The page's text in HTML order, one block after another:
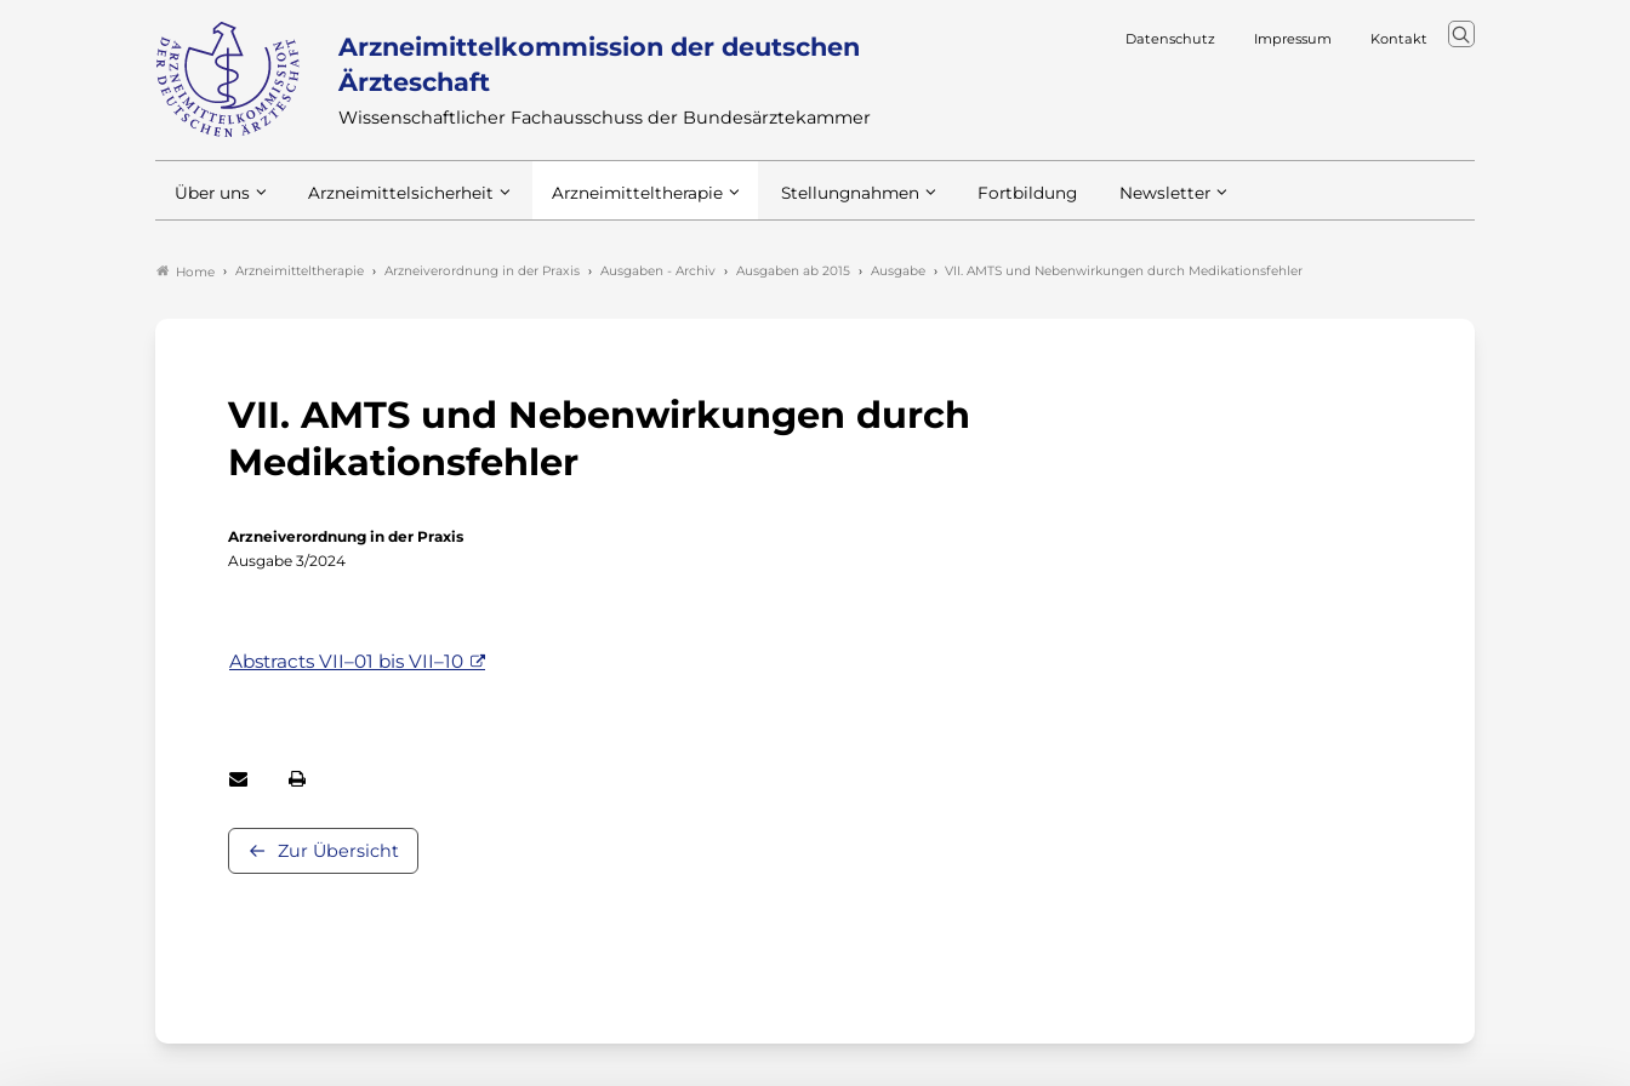
Arzneimittelkommission der deutschen
Ärzteschaft
Wissenschaftlicher Fachausschuss der Bundesärztekammer
Datenschutz Impressum Kontakt
Über uns Arzneimittelsicherheit Arzneimitteltherapie Stellungnahmen Fortbildung Newsletter
Home Arzneimitteltherapie Arzneiverordnung in der Praxis Ausgaben - Archiv Ausgaben ab 2015 Ausgabe VII. AMTS und Nebenwirkungen durch Medikationsfehler
VII. AMTS und Nebenwirkungen durch
Medikationsfehler
Arzneiverordnung in der Praxis
Ausgabe 3/2024
Abstracts VII–01 bis VII–10
Zur Übersicht